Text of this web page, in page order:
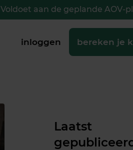
Voldoet aan de geplande AOV-
inloggen bereken je
Laatst